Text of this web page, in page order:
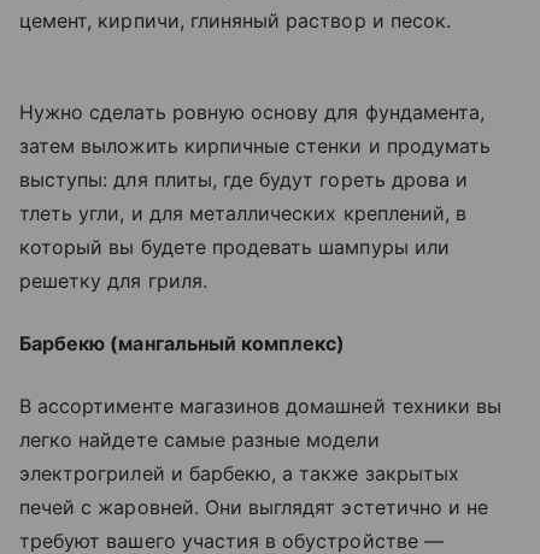
цемент, кирпичи, глиняный раствор и песок.
Нужно сделать ровную основу для фундамента,
затем выложить кирпичные стенки и продумать
выступы: для плиты, где будут гореть дрова и
тлеть угли, и для металлических креплений, в
который вы будете продевать шампуры или
решетку для гриля.
Барбекю (мангальный комплекс)
В ассортименте магазинов домашней техники вы
легко найдете самые разные модели
электрогрилей и барбекю, а также закрытых
печей с жаровней. Они выглядят эстетично и не
требуют вашего участия в обустройстве —